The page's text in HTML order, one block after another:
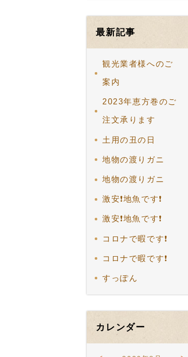
最新記事
観光業者様へのご
案内
2023年恵方巻のご
注文承ります
土用の丑の日
地物の渡りガニ
地物の渡りガニ
激安❗地魚です❗
激安❗地魚です❗
コロナで暇です❗
コロナで暇です❗
すっぽん
カレンダー